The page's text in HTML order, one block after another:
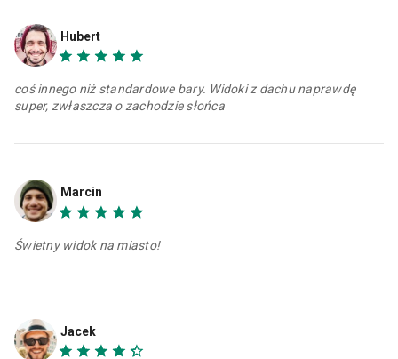
Hubert
coś innego niż standardowe bary. Widoki z dachu naprawdę
super, zwłaszcza o zachodzie słońca
Marcin
Świetny widok na miasto!
Jacek